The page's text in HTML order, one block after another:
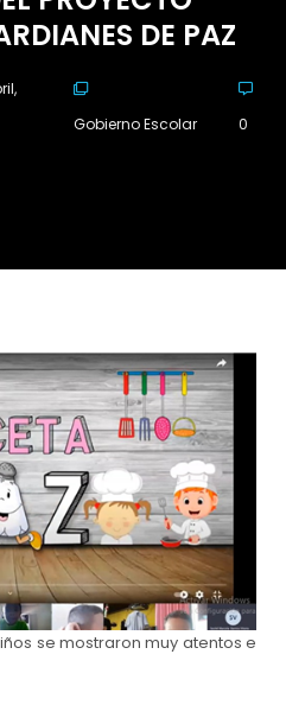
DE PAZ
Gobierno Escolar 0
se mostraron muy atentos e